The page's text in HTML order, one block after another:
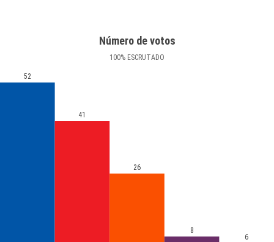
Número de votos
100% ESCRUTADO
52
41
26
8
6